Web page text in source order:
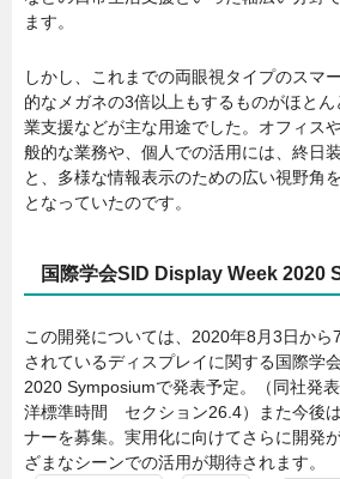
ます。
しかし、これまでの両眼視タイプのスマ
的なメガネの3倍以上もするものがほと
業支援などが主な用途でした。オフィス
般的な業務や、個人での活用には、終日
と、多様な情報表示のための広い視野角
となっていたのです。
国際学会SID Display Week 2020
この開発については、2020年8月3日から
されているディスプレイに関する国際学
2020 Symposiumで発表予定。（同社発
洋標準時間 セクション26.4）また今後
ナーを募集。実用化に向けてさらに開発
ざまなシーンでの活用が期待されます。